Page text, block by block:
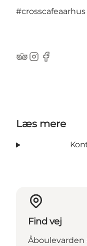
#crosscafeaarhus
TripAdvisor
Instagram
Facebook
Læs mere
Find vej
Åboulevarden